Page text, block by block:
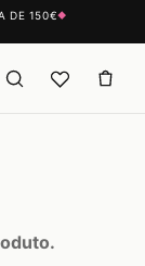
DE 150€◆